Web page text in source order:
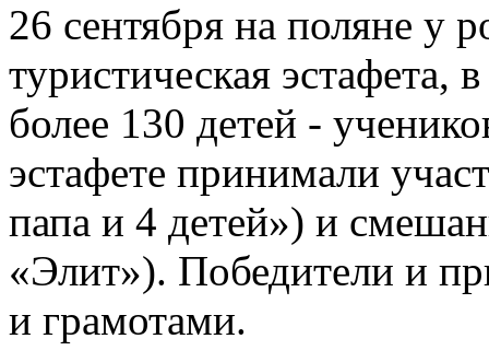
26 сентября на поляне у
туристическая эстафета,
более 130 детей -
эстафете принимали
папа и 4 детей») и
«Элит»). Победители и
и грамотами.